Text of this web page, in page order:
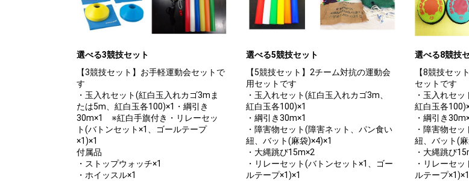
選べる3競技セット
【3競技セット】お手軽運動会セットで
す
・玉入れセット(紅白玉入れカゴ3mま
たは5m、紅白玉各100)×1・綱引き
30m×1 ※紅白手旗付き・リレーセッ
ト(バトンセット×1、ゴールテープ
×1)×1
付属品
・ストップウォッチ×1
・ホイッスル×1
選べる5競技セット
【5競技セット】2チーム対抗の運動会
用セットです
・玉入れセット(紅白玉入れカゴ3m、
紅白玉各100)×1
・綱引き30m×1
・障害物セット(障害ネット、パン食い
紐、バット(麻袋)×4)×1
・大縄跳び15m×2
・リレーセット(バトンセット×1、ゴー
ルテープ×1)×1
選べる8競技
【8競技セッ
セットです
・玉入れセッ
紅白玉各
・綱引き
・障害物セ
紐、バット(
・大縄跳び
・リレーセ
ルテープ×1)×1